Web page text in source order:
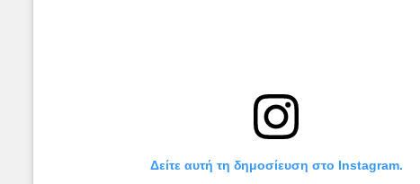
Δείτε αυτή τη δημοσίευση στο Instagram.